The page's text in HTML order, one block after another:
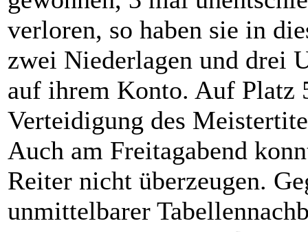
verloren, so haben sie in
zwei Niederlagen und drei
auf ihrem Konto. Auf Platz
Verteidigung des
Auch am Freitagabend
Reiter nicht überzeugen.
unmittelbarer